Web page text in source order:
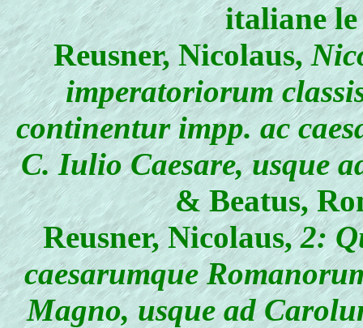
italiane le
Reusner, Nicolaus,
imperatoriorum
continentur impp. ac
C. Iulio Caesare, usque
& Beatus,
Reusner, Nicolaus,2:
caesarumque
Magno, usque ad